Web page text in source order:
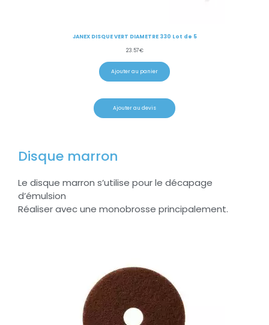
JANEX DISQUE VERT DIAMETRE 330 Lot de 5
23.57€
Ajouter au panier
Ajouter au devis
Disque marron
Le disque marron s’utilise pour le décapage
d’émulsion
Réaliser avec une monobrosse principalement.